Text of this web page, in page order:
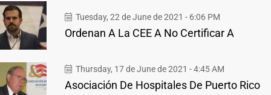
Tuesday, 22 de June de 2021 - 6:06 PM
Ordenan A La CEE A No Certificar A
Thursday, 17 de June de 2021 - 4:45 AM
Asociación De Hospitales De Puerto Rico